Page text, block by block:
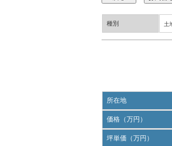
種別 土
所在地
価格（万円）
坪単価（万円）